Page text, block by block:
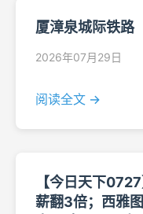
厦漳泉城际铁路
2026年07月29日
阅读全文 →
【今日天下
薪翻3倍；西雅